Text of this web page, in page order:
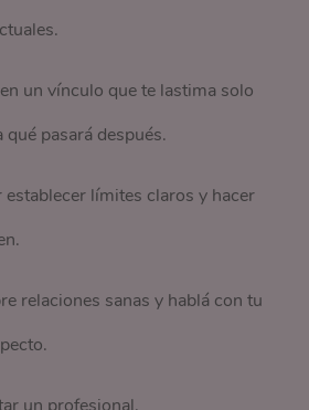
un vínculo que te lastima solo
qué pasará después.
establecer límites claros y hacer
relaciones sanas y hablá con tu